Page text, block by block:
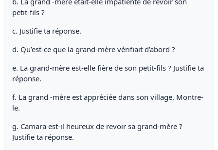
petit-fils ?
c. Justifie ta réponse.
d. Qu’est-ce que la grand-mère vérifiait d’abord ?
e. La grand-mère est-elle fière de son petit-fils ? Justifie ta
réponse.
f. La grand -mère est appréciée dans son village. Montre-
le.
g. Camara est-il heureux de revoir sa grand-mère ?
Justifie ta réponse.